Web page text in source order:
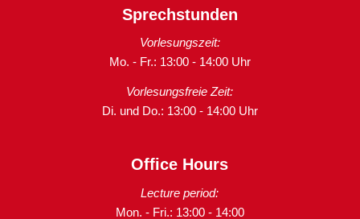
Sprechstunden
Vorlesungszeit:
Mo. - Fr.: 13:00 - 14:00 Uhr
Vorlesungsfreie Zeit:
Di. und Do.: 13:00 - 14:00 Uhr
Office Hours
Lecture period:
Mon. - Fri.: 13:00 - 14:00